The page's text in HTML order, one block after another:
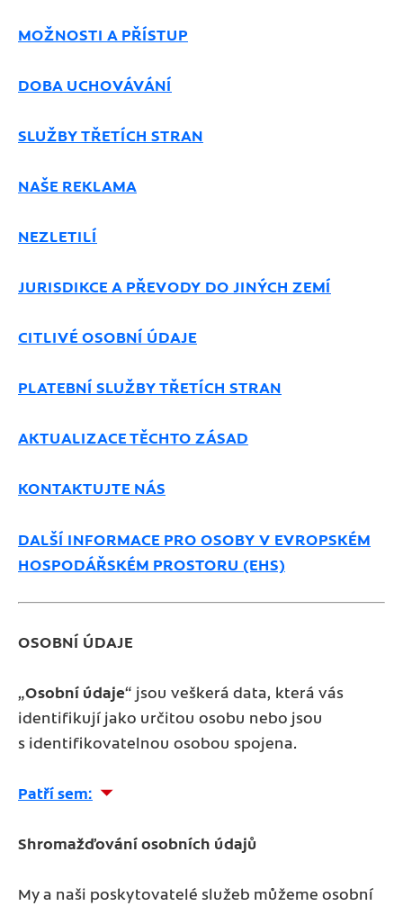
MOŽNOSTI A PŘÍSTUP
DOBA UCHOVÁVÁNÍ
SLUŽBY TŘETÍCH STRAN
NAŠE REKLAMA
NEZLETILÍ
JURISDIKCE A PŘEVODY DO JINÝCH ZEMÍ
CITLIVÉ OSOBNÍ ÚDAJE
PLATEBNÍ SLUŽBY TŘETÍCH STRAN
AKTUALIZACE TĚCHTO ZÁSAD
KONTAKTUJTE NÁS
DALŠÍ INFORMACE PRO OSOBY V EVROPSKÉM
HOSPODÁŘSKÉM PROSTORU (EHS)
OSOBNÍ ÚDAJE
„Osobní údaje“ jsou veškerá data, která vás
identifikují jako určitou osobu nebo jsou
s identifikovatelnou osobou spojena.
Patří sem:
Shromažďování osobních údajů
My a naši poskytovatelé služeb můžeme osobní